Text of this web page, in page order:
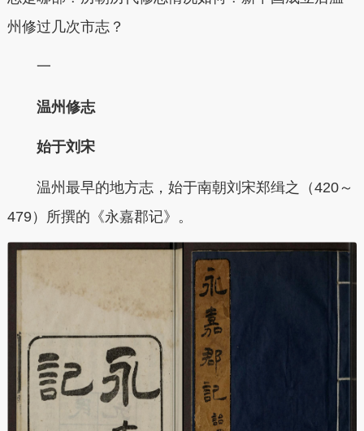
州修过几次市志？
一
温州修志
始于刘宋
温州最早的地方志，始于南朝刘宋郑缉之（420～
479）所撰的《永嘉郡记》。